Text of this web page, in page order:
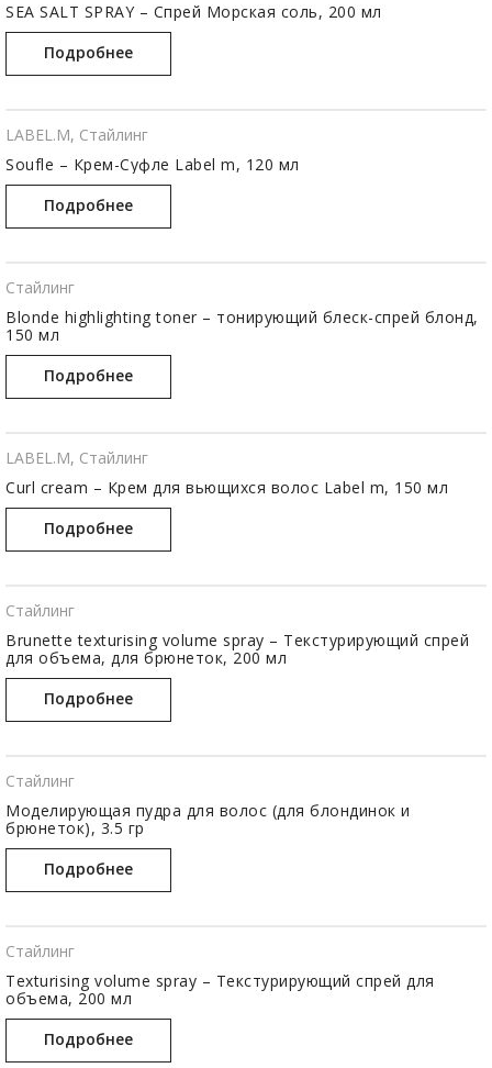
SEA SALT SPRAY – Спрей Морская соль, 200 мл
Подробнее
LABEL.M, Стайлинг
Soufle – Крем-Суфле Label m, 120 мл
Подробнее
Стайлинг
Blonde highlighting toner – тонирующий блеск-спрей блонд,
150 мл
Подробнее
LABEL.M, Стайлинг
Curl cream – Крем для вьющихся волос Label m, 150 мл
Подробнее
Стайлинг
Brunette texturising volume spray – Текстурирующий спрей
для объема, для брюнеток, 200 мл
Подробнее
Стайлинг
Моделирующая пудра для волос (для блондинок и
брюнеток), 3.5 гр
Подробнее
Стайлинг
Texturising volume spray – Текстурирующий спрей для
объема, 200 мл
Подробнее